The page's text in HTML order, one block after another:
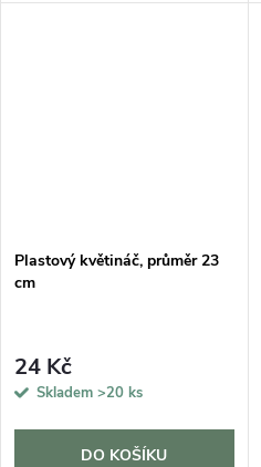
Plastový květináč, průměr 23
cm
24 Kč
Skladem >20 ks
DO KOŠÍKU